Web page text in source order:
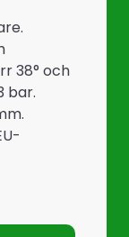
38° och
bar.